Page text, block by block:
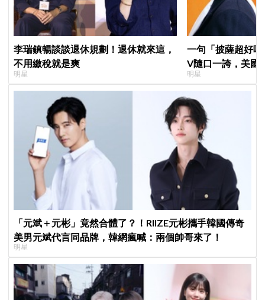
李瑞鎮暢談談退休規劃！退休就來這，
不用繳稅就是爽
明星
一句「披薩超好
V隨口一誇，美國
擠爆
明星
「元斌＋元彬」竟然合體了？！RIIZE元彬攜手韓國傳奇
美男元斌代言同品牌，韓網瘋喊：兩個帥哥來了！
明星